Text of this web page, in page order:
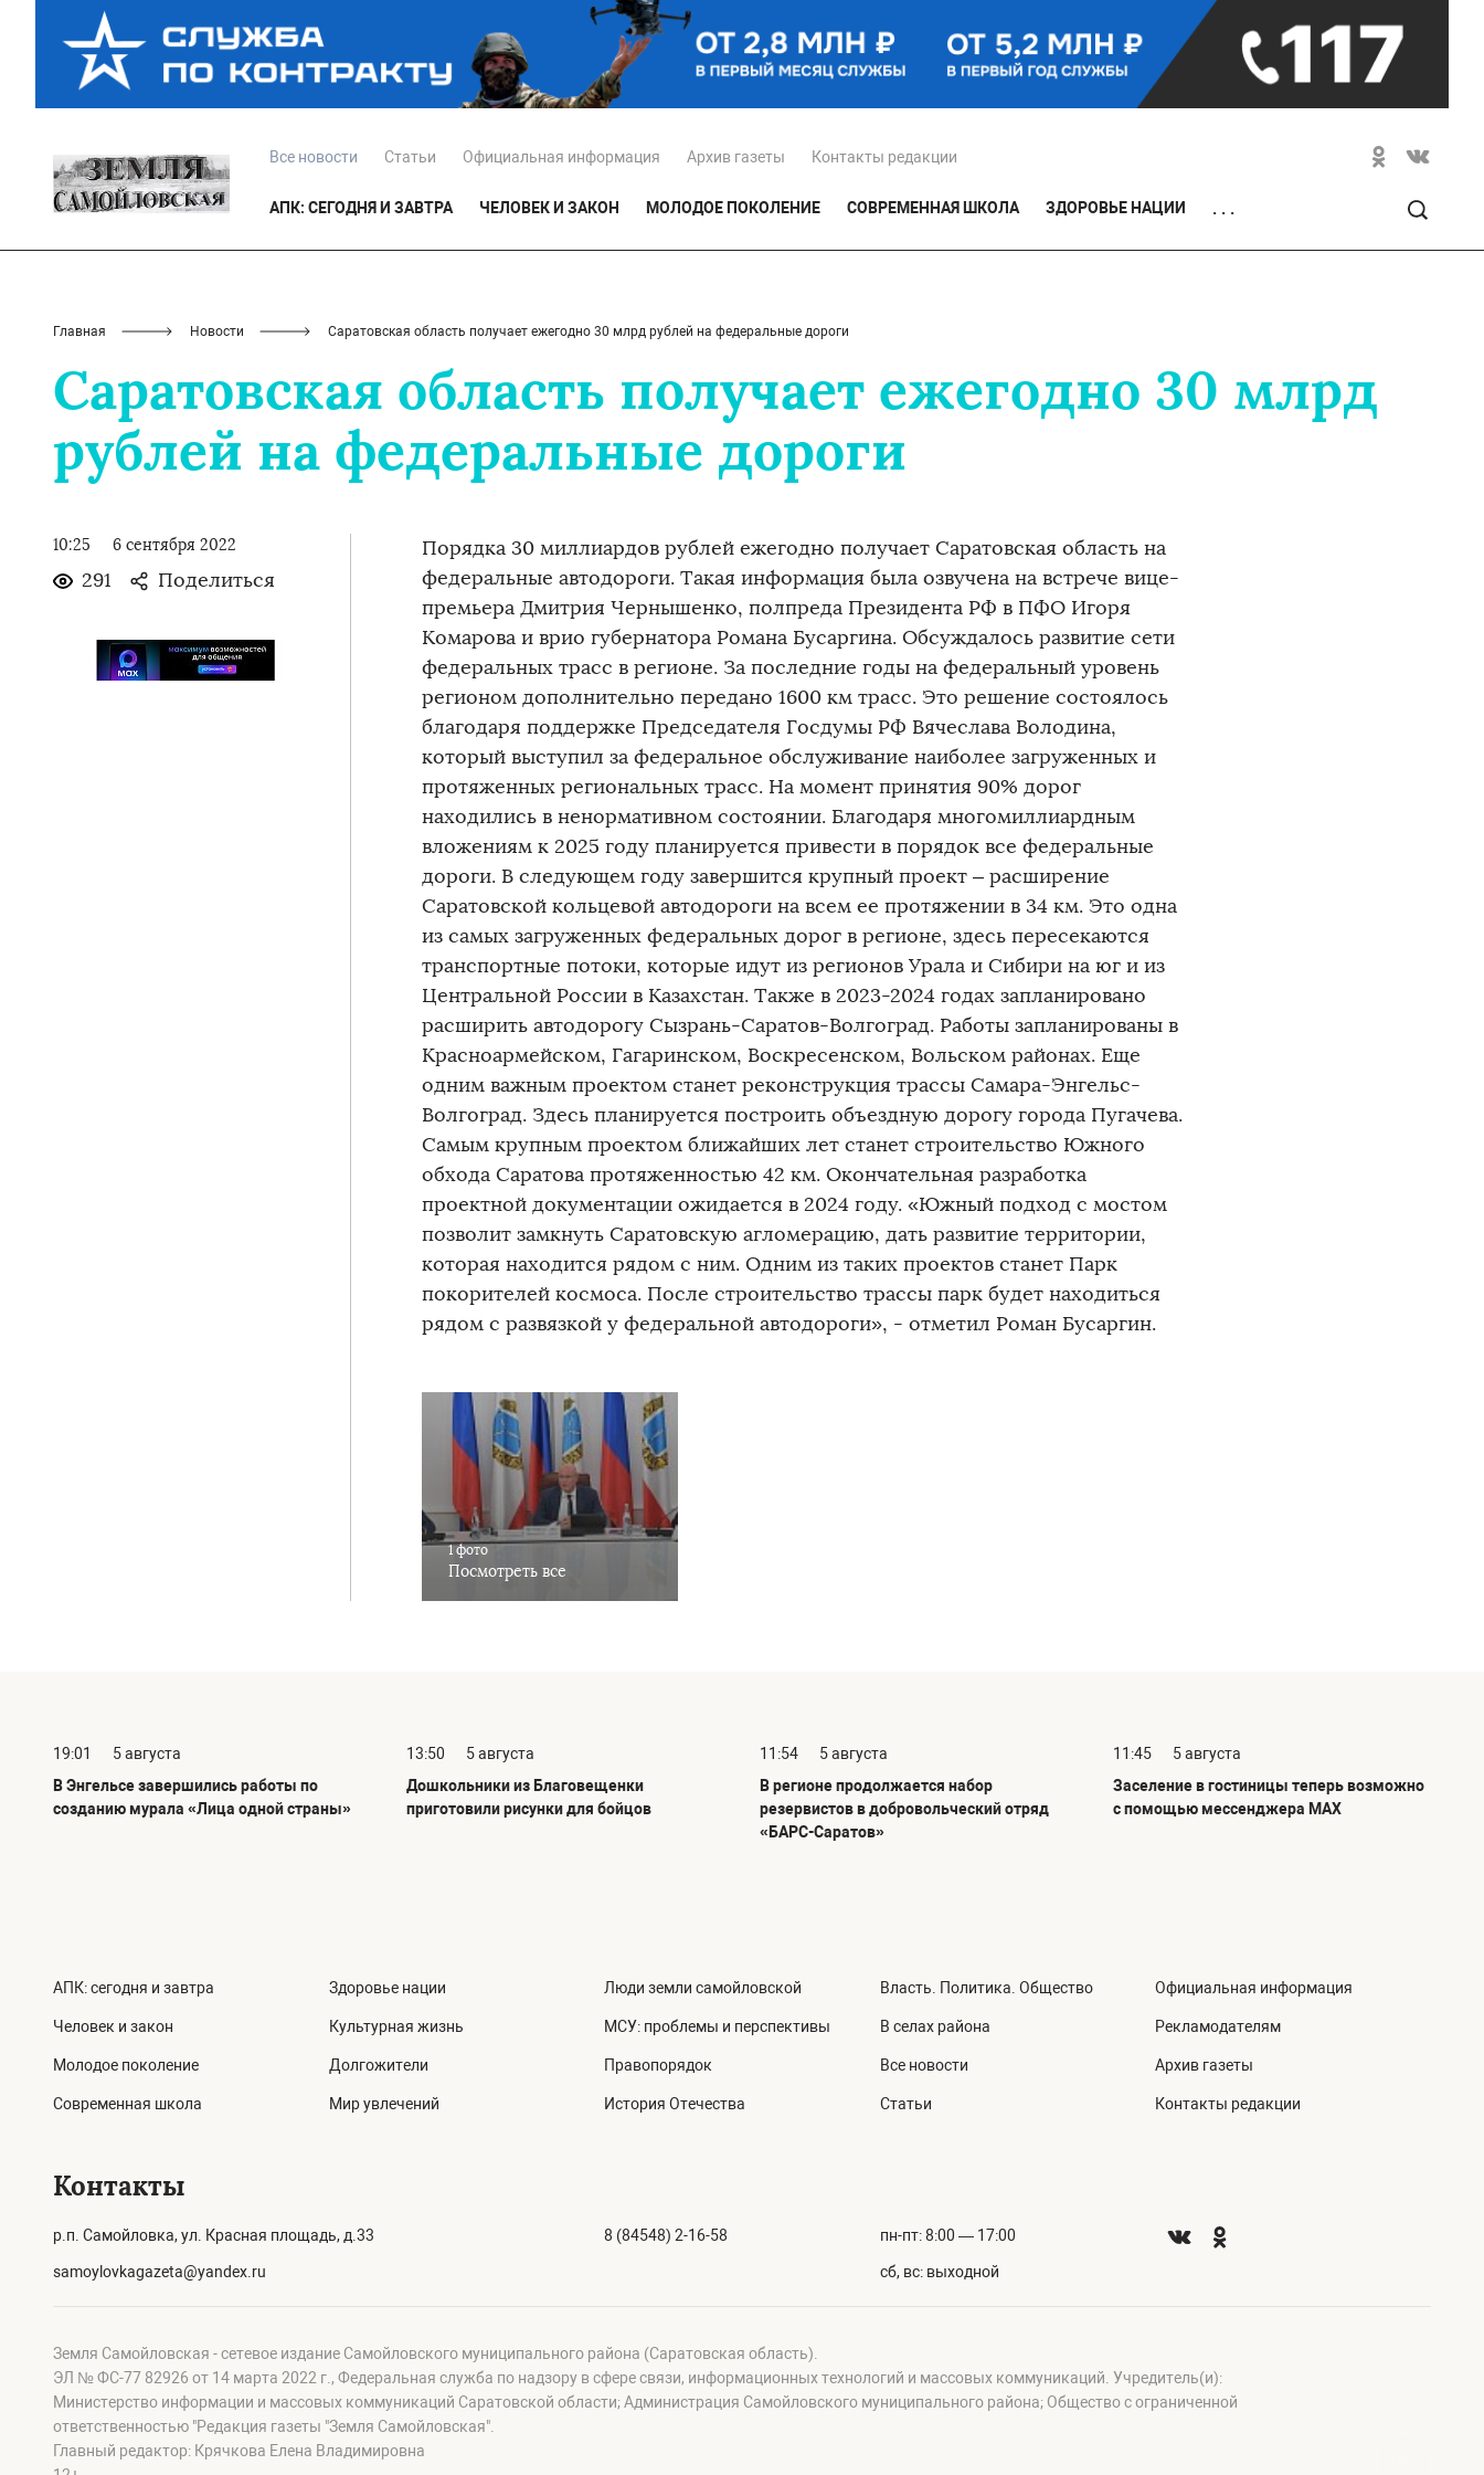
Все новости Статьи Официальная информация Архив газеты Контакты редакции
АПК: СЕГОДНЯ И ЗАВТРА ЧЕЛОВЕК И ЗАКОН МОЛОДОЕ ПОКОЛЕНИЕ СОВРЕМЕННАЯ ШКОЛА ЗДОРОВЬЕ НАЦИИ . . .
Главная Новости Саратовская область получает ежегодно 30 млрд рублей на федеральные дороги
Саратовская область получает ежегодно 30 млрд
рублей на федеральные дороги
10:25 6 сентября 2022
291 Поделиться
Порядка 30 миллиардов рублей ежегодно получает Саратовская область на
федеральные автодороги. Такая информация была озвучена на встрече вице-
премьера Дмитрия Чернышенко, полпреда Президента РФ в ПФО Игоря
Комарова и врио губернатора Романа Бусаргина. Обсуждалось развитие сети
федеральных трасс в регионе. За последние годы на федеральный уровень
регионом дополнительно передано 1600 км трасс. Это решение состоялось
благодаря поддержке Председателя Госдумы РФ Вячеслава Володина,
который выступил за федеральное обслуживание наиболее загруженных и
протяженных региональных трасс. На момент принятия 90% дорог
находились в ненормативном состоянии. Благодаря многомиллиардным
вложениям к 2025 году планируется привести в порядок все федеральные
дороги. В следующем году завершится крупный проект – расширение
Саратовской кольцевой автодороги на всем ее протяжении в 34 км. Это одна
из самых загруженных федеральных дорог в регионе, здесь пересекаются
транспортные потоки, которые идут из регионов Урала и Сибири на юг и из
Центральной России в Казахстан. Также в 2023-2024 годах запланировано
расширить автодорогу Сызрань-Саратов-Волгоград. Работы запланированы в
Красноармейском, Гагаринском, Воскресенском, Вольском районах. Еще
одним важным проектом станет реконструкция трассы Самара-Энгельс-
Волгоград. Здесь планируется построить объездную дорогу города Пугачева.
Самым крупным проектом ближайших лет станет строительство Южного
обхода Саратова протяженностью 42 км. Окончательная разработка
проектной документации ожидается в 2024 году. «Южный подход с мостом
позволит замкнуть Саратовскую агломерацию, дать развитие территории,
которая находится рядом с ним. Одним из таких проектов станет Парк
покорителей космоса. После строительство трассы парк будет находиться
рядом с развязкой у федеральной автодороги», - отметил Роман Бусаргин.
1 фото
Посмотреть все
19:01
5 августа
В Энгельсе завершились работы по
созданию мурала «Лица одной страны»
13:50
5 августа
Дошкольники из Благовещенки
приготовили рисунки для бойцов
11:54
5 августа
В регионе продолжается набор
резервистов в добровольческий отряд
«БАРС-Саратов»
11:45
5 августа
Заселение в гостиницы теперь возможно
с помощью мессенджера MAX
АПК: сегодня и завтра
Человек и закон
Молодое поколение
Современная школа
Здоровье нации
Культурная жизнь
Долгожители
Мир увлечений
Люди земли самойловской
МСУ: проблемы и перспективы
Правопорядок
История Отечества
Власть. Политика. Общество
В селах района
Все новости
Статьи
Официальная информация
Рекламодателям
Архив газеты
Контакты редакции
Контакты
р.п. Самойловка, ул. Красная площадь, д.33
samoylovkagazeta@yandex.ru
8 (84548) 2-16-58 пн-пт: 8:00 — 17:00
сб, вс: выходной
Земля Самойловская - сетевое издание Самойловского муниципального района (Саратовская область).
ЭЛ № ФС-77 82926 от 14 марта 2022 г., Федеральная служба по надзору в сфере связи, информационных технологий и массовых коммуникаций. Учредитель(и):
Министерство информации и массовых коммуникаций Саратовской области; Администрация Самойловского муниципального района; Общество с ограниченной
ответственностью "Редакция газеты "Земля Самойловская".
Главный редактор: Крячкова Елена Владимировна